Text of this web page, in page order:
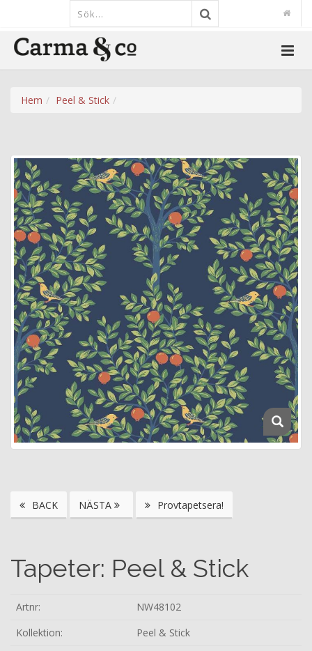
Hem Peel & Stick
BACK NÄSTA Provtapetsera!
Tapeter: Peel & Stick
Artnr:
NW48102
Kollektion:
Peel & Stick